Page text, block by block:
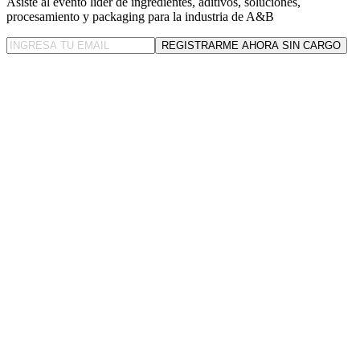
procesamiento y packaging para la industria de A&B
REGISTRARME AHORA SIN CARGO